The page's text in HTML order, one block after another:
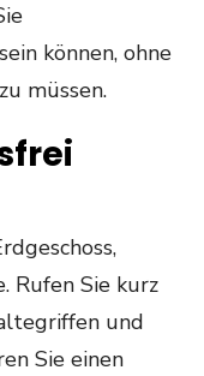
können, ohne
müssen.
Rufen Sie kurz
und
Sie einen